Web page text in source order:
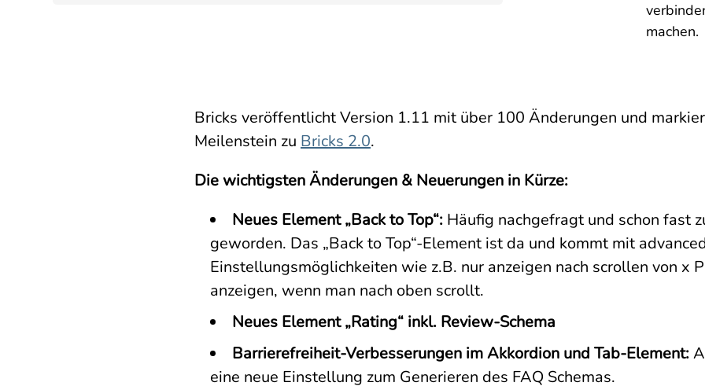
machen.
Bricks veröffentlicht Version 1.11 mit über 100 Änderungen und
Meilenstein zu Bricks 2.0.
Die wichtigsten Änderungen & Neuerungen in Kürze:
Neues Element „Back to Top“: Häufig nachgefragt und schon fast
geworden. Das „Back to Top“-Element ist da und kommt mit
Einstellungsmöglichkeiten wie z.B. nur anzeigen nach scrollen von x
anzeigen, wenn man nach oben scrollt.
Neues Element „Rating“ inkl. Review-Schema
Barrierefreiheit-Verbesserungen im Akkordion und Tab-Element:
eine neue Einstellung zum Generieren des FAQ Schemas.